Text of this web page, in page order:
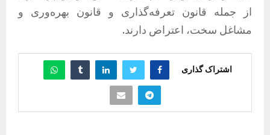
از جمله قانون تعرفه‌گذاری و قانون بهره‌وری و
مشاغل سخت، اعتراض دارند.
اشتراک گذاری